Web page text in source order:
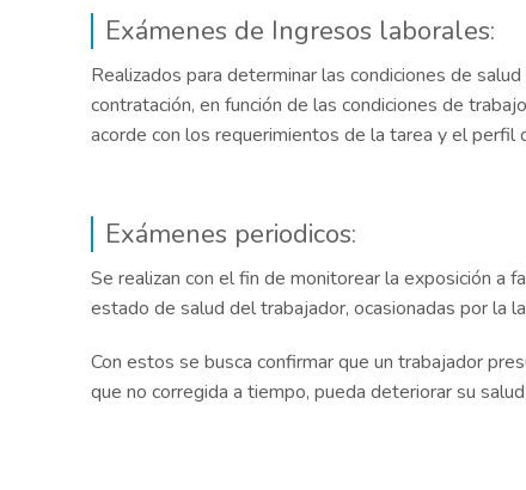
Exámenes de Ingresos laborales:
Realizados para determinar las condiciones de
contratación, en función de las condiciones de
acorde con los requerimientos de la tarea y el perfil
Exámenes periodicos:
Se realizan con el fin de monitorear la exposición a
estado de salud del trabajador, ocasionadas por la
Con estos se busca confirmar que un trabajador
que no corregida a tiempo, pueda deteriorar su